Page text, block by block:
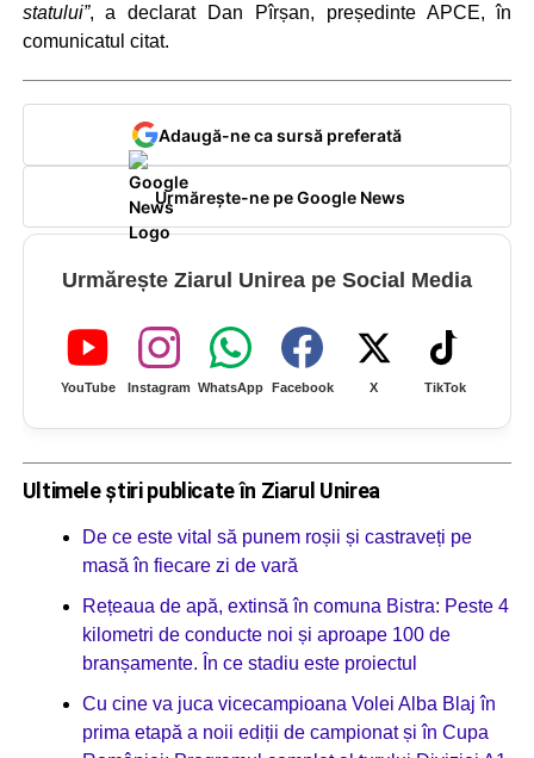
statului”, a declarat Dan Pîrșan, președinte APCE, în
comunicatul citat.
Adaugă-ne ca sursă preferată
Urmărește-ne pe Google News
Urmărește Ziarul Unirea pe Social Media
YouTube Instagram WhatsApp Facebook X TikTok
Ultimele știri publicate în Ziarul Unirea
De ce este vital să punem roșii și castraveți pe
masă în fiecare zi de vară
Rețeaua de apă, extinsă în comuna Bistra: Peste 4
kilometri de conducte noi și aproape 100 de
branșamente. În ce stadiu este proiectul
Cu cine va juca vicecampioana Volei Alba Blaj în
prima etapă a noii ediții de campionat și în Cupa